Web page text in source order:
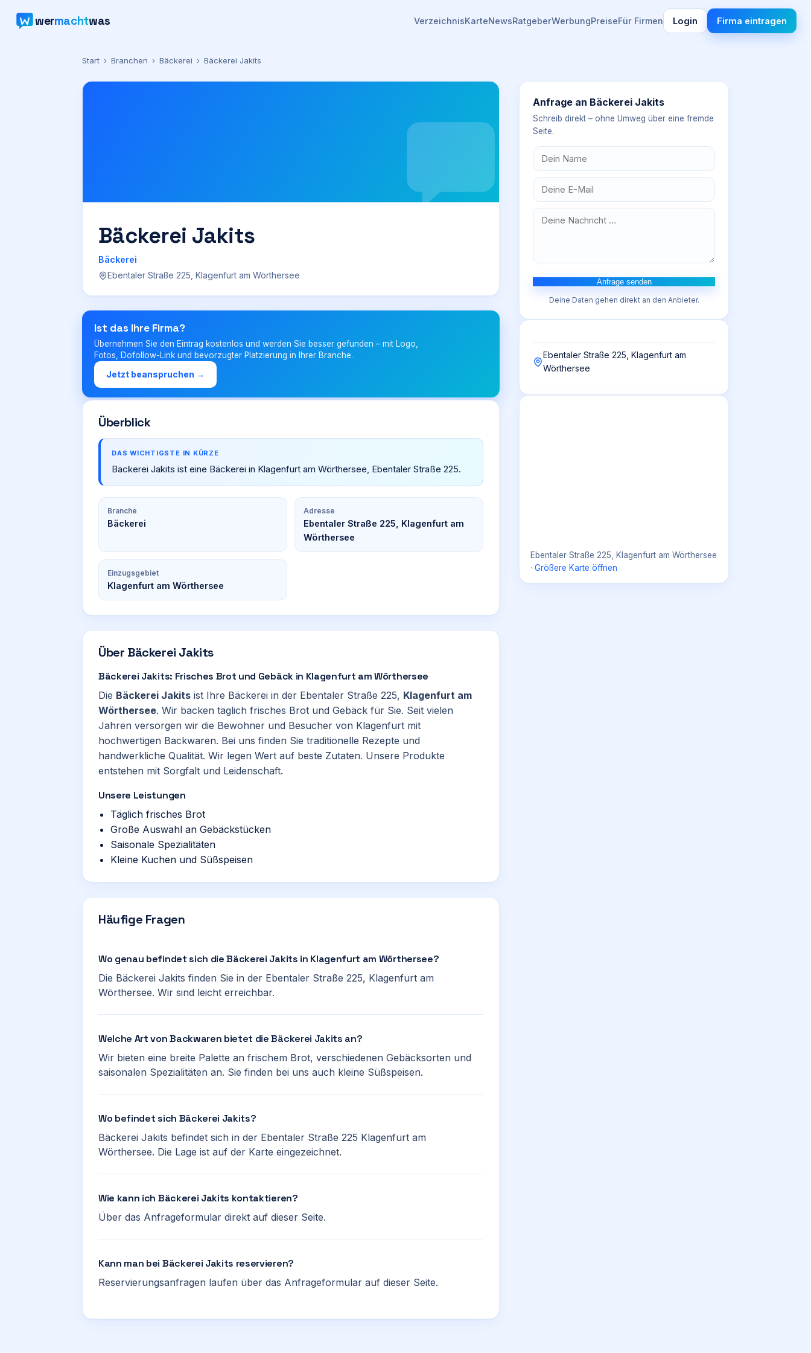
wermachtwas VerzeichnisKarteNewsRatgeberWerbungPreiseFür Firmen Login Firma eintragen
Start › Branchen › Bäckerei › Bäckerei Jakits
Bäckerei Jakits
Bäckerei
Ebentaler Straße 225, Klagenfurt am Wörthersee
Ist das Ihre Firma?
Übernehmen Sie den Eintrag kostenlos und werden Sie besser gefunden – mit Logo,
Fotos, Dofollow-Link und bevorzugter Platzierung in Ihrer Branche.
Jetzt beanspruchen →
Überblick
DAS WICHTIGSTE IN KÜRZE
Bäckerei Jakits ist eine Bäckerei in Klagenfurt am Wörthersee, Ebentaler Straße 225.
Branche
Bäckerei
Adresse
Ebentaler Straße 225, Klagenfurt am
Wörthersee
Einzugsgebiet
Klagenfurt am Wörthersee
Über Bäckerei Jakits
Bäckerei Jakits: Frisches Brot und Gebäck in Klagenfurt am Wörthersee
Die Bäckerei Jakits ist Ihre Bäckerei in der Ebentaler Straße 225, Klagenfurt am
Wörthersee. Wir backen täglich frisches Brot und Gebäck für Sie. Seit vielen
Jahren versorgen wir die Bewohner und Besucher von Klagenfurt mit
hochwertigen Backwaren. Bei uns finden Sie traditionelle Rezepte und
handwerkliche Qualität. Wir legen Wert auf beste Zutaten. Unsere Produkte
entstehen mit Sorgfalt und Leidenschaft.
Unsere Leistungen
Täglich frisches Brot
Große Auswahl an Gebäckstücken
Saisonale Spezialitäten
Kleine Kuchen und Süßspeisen
Häufige Fragen
Wo genau befindet sich die Bäckerei Jakits in Klagenfurt am Wörthersee?
Die Bäckerei Jakits finden Sie in der Ebentaler Straße 225, Klagenfurt am
Wörthersee. Wir sind leicht erreichbar.
Welche Art von Backwaren bietet die Bäckerei Jakits an?
Wir bieten eine breite Palette an frischem Brot, verschiedenen Gebäcksorten und
saisonalen Spezialitäten an. Sie finden bei uns auch kleine Süßspeisen.
Wo befindet sich Bäckerei Jakits?
Bäckerei Jakits befindet sich in der Ebentaler Straße 225 Klagenfurt am
Wörthersee. Die Lage ist auf der Karte eingezeichnet.
Wie kann ich Bäckerei Jakits kontaktieren?
Über das Anfrageformular direkt auf dieser Seite.
Kann man bei Bäckerei Jakits reservieren?
Reservierungsanfragen laufen über das Anfrageformular auf dieser Seite.
Anfrage an Bäckerei Jakits
Schreib direkt – ohne Umweg über eine fremde
Seite.
Anfrage senden
Deine Daten gehen direkt an den Anbieter.
Ebentaler Straße 225, Klagenfurt am
Wörthersee
Ebentaler Straße 225, Klagenfurt am Wörthersee
· Größere Karte öffnen